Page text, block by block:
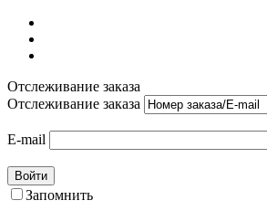
Отслеживание заказа
Отслеживание заказа
E-mail
Войти
Запомнить